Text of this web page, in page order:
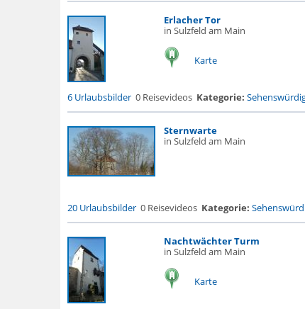
Erlacher Tor
in Sulzfeld am Main
Karte
6 Urlaubsbilder 0 Reisevideos Kategorie:
Sternwarte
in Sulzfeld am Main
20 Urlaubsbilder 0 Reisevideos Kategorie:
Nachtwächter Turm
in Sulzfeld am Main
Karte